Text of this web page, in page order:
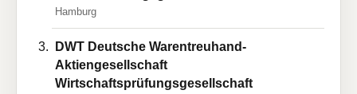
Hamburg
DWT Deutsche Warentreuhand-
Aktiengesellschaft
Wirtschaftsprüfungsgesellschaft